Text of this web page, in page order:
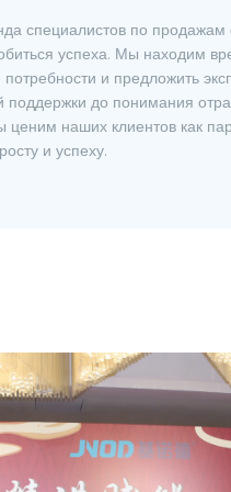
специалистов по
успеха. Мы находим
и предложить
поддержки до понимания
ценим наших клиентов как
и успеху.